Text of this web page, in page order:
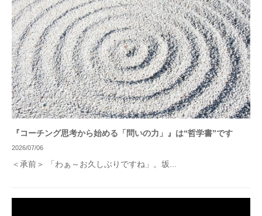
『コーチング思考から始める「問いの力」』は“哲学書”です
2026/07/06
＜承前＞ 「わぁ～お久しぶりですね」。坂...